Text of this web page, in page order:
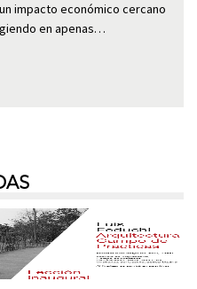
impacto económico cercano
en apenas…